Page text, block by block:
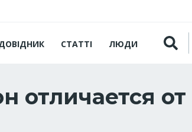
СТАТТІ ЛЮДИ
отличается от